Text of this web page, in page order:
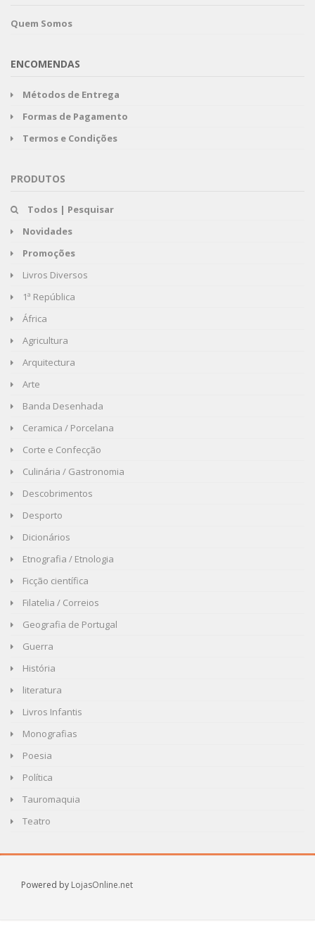
Quem Somos
ENCOMENDAS
Métodos de Entrega
Formas de Pagamento
Termos e Condições
PRODUTOS
Todos | Pesquisar
Novidades
Promoções
Livros Diversos
1ª República
África
Agricultura
Arquitectura
Arte
Banda Desenhada
Ceramica / Porcelana
Corte e Confecção
Culinária / Gastronomia
Descobrimentos
Desporto
Dicionários
Etnografia / Etnologia
Ficção científica
Filatelia / Correios
Geografia de Portugal
Guerra
História
literatura
Livros Infantis
Monografias
Poesia
Política
Tauromaquia
Teatro
Powered by LojasOnline.net